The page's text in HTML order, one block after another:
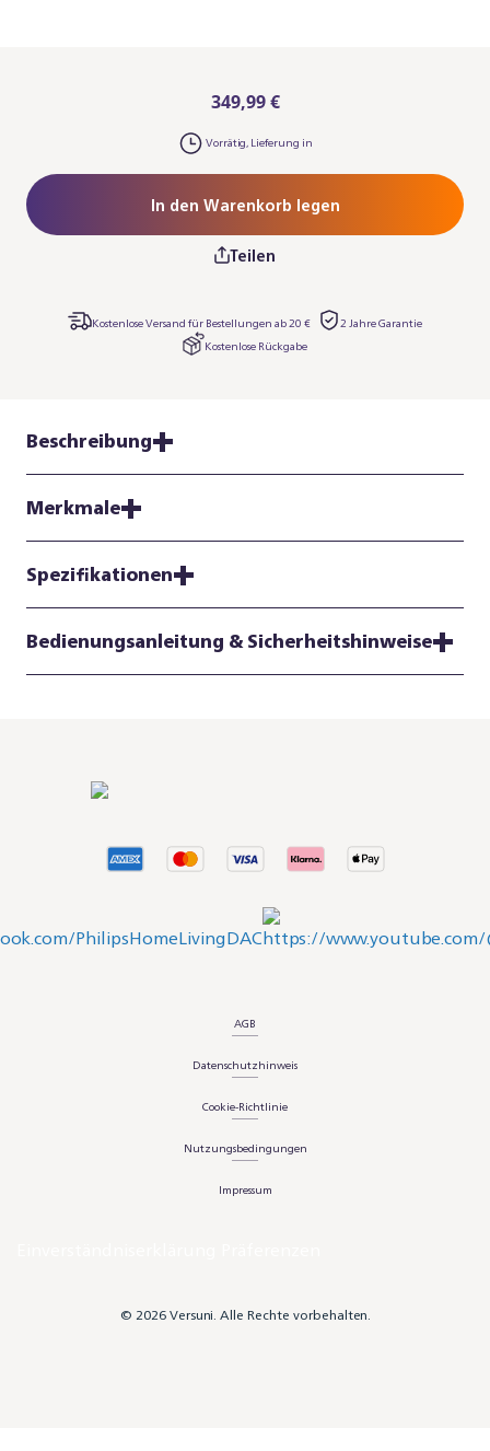
349,99 €
Vorrätig, Lieferung in
In den Warenkorb legen
Teilen
Kostenlose Versand für Bestellungen ab 20 €
2 Jahre Garantie
Kostenlose Rückgabe
Beschreibung
Merkmale
Spezifikationen
Bedienungsanleitung & Sicherheitshinweise
AGB
Datenschutzhinweis
Cookie-Richtlinie
Nutzungsbedingungen
Impressum
© 2026 Versuni. Alle Rechte vorbehalten.